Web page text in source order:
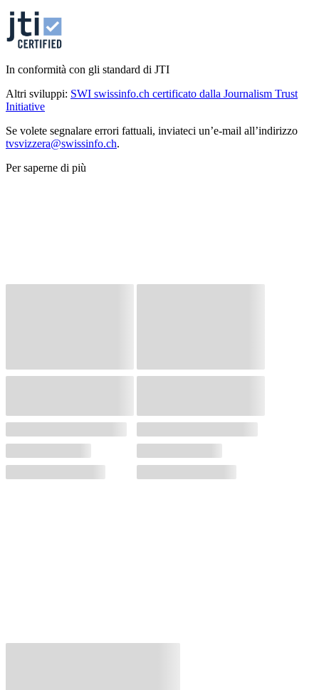
In conformità con gli standard di JTI
Altri sviluppi: SWI swissinfo.ch certificato dalla Journalism Trust
Initiative
Se volete segnalare errori fattuali, inviateci un’e-mail all’indirizzo
tvsvizzera@swissinfo.ch.
Per saperne di più